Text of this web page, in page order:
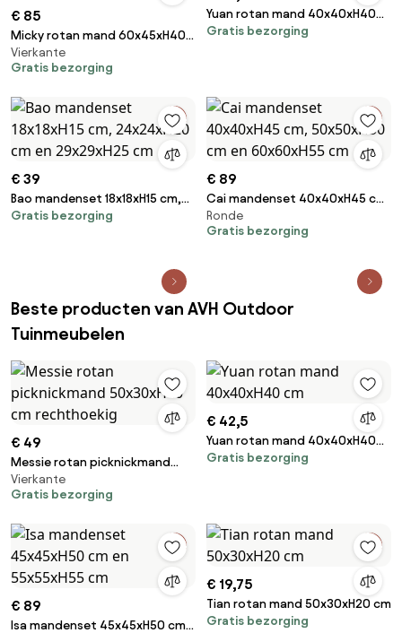
€ 85
Micky rotan mand 60x45xH40
cm rechthoekig met
handvatten en wielen
Vierkante
Gratis bezorging
Yuan rotan mand 40x40xH40
cm
Gratis bezorging
€ 39
Bao mandenset 18x18xH15 cm,
24x24xH20 cm en 29x29xH25
Gratis bezorging
€ 89
Cai mandenset 40x40xH45 cm,
50x50xH50 cm en 60x60xH55
cm
Ronde
Gratis bezorging
Beste producten van AVH Outdoor
Tuinmeubelen
€ 49
Messie rotan picknickmand
50x30xH40 cm rechthoekig
Vierkante
Gratis bezorging
€ 42,5
Yuan rotan mand 40x40xH40
cm
Gratis bezorging
€ 89
Isa mandenset 45x45xH50 cm
€ 19,75
Tian rotan mand 50x30xH20 cm
Gratis bezorging